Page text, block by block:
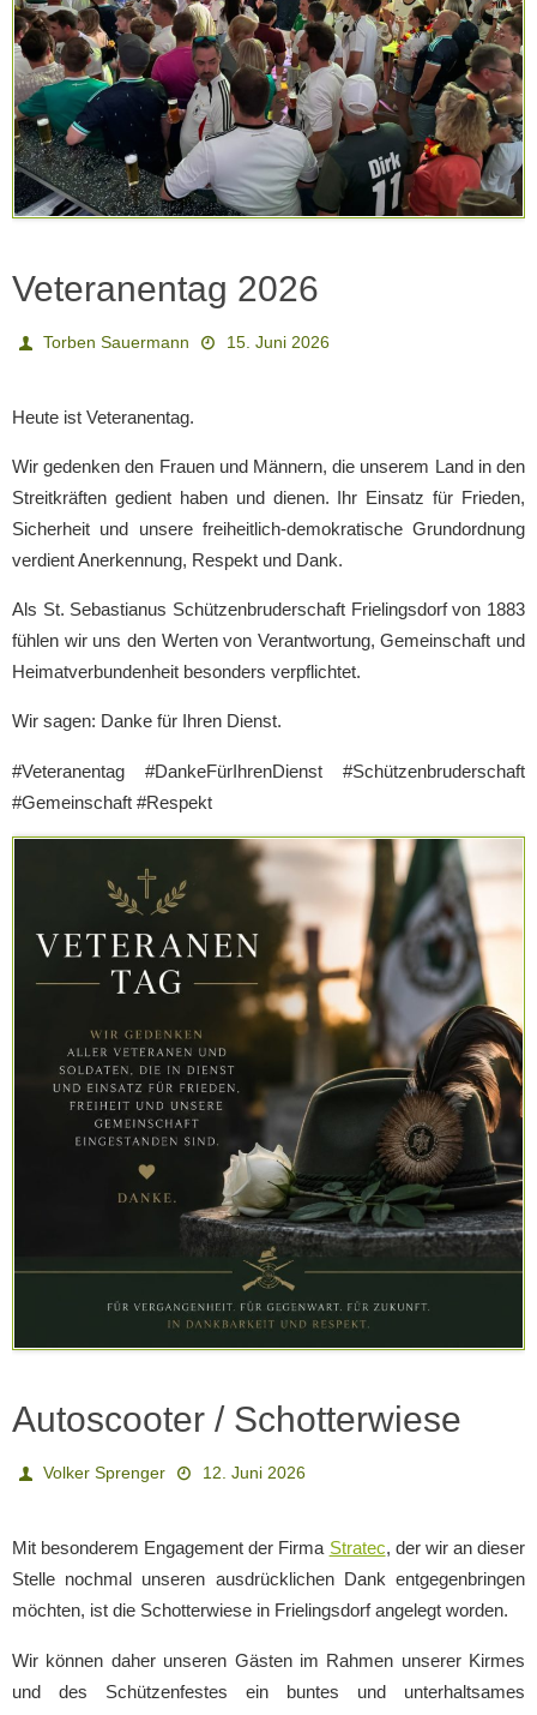
Veteranentag 2026
Torben Sauermann 15. Juni 2026
Heute ist Veteranentag.
Wir gedenken den Frauen und Männern, die unserem Land in den
Streitkräften gedient haben und dienen. Ihr Einsatz für Frieden,
Sicherheit und unsere freiheitlich-demokratische Grundordnung
verdient Anerkennung, Respekt und Dank.
Als St. Sebastianus Schützenbruderschaft Frielingsdorf von 1883
fühlen wir uns den Werten von Verantwortung, Gemeinschaft und
Heimatverbundenheit besonders verpflichtet.
Wir sagen: Danke für Ihren Dienst.
#Veteranentag #DankeFürIhrenDienst #Schützenbruderschaft
#Gemeinschaft #Respekt
Autoscooter / Schotterwiese
Volker Sprenger 12. Juni 2026
Mit besonderem Engagement der Firma Stratec, der wir an dieser
Stelle nochmal unseren ausdrücklichen Dank entgegenbringen
möchten, ist die Schotterwiese in Frielingsdorf angelegt worden.
Wir können daher unseren Gästen im Rahmen unserer Kirmes
und des Schützenfestes ein buntes und unterhaltsames